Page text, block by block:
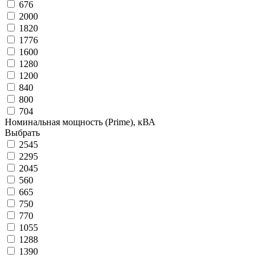
676
2000
1820
1776
1600
1280
1200
840
800
704
Номинальная мощность (Prime), кВА
Выбрать
2545
2295
2045
560
665
750
770
1055
1288
1390